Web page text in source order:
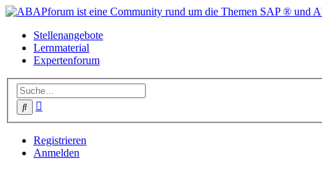
Stellenangebote
Lernmaterial
Expertenforum
Suche
Registrieren
Anmelden